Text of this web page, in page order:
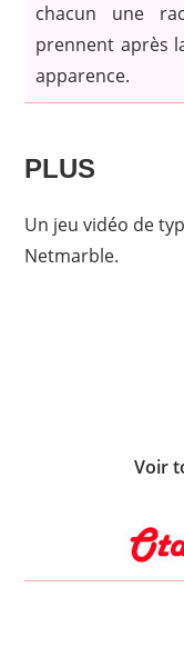
chacun une
prennent après
apparence.
PLUS
Un jeu vidéo de
Netmarble.
Voir